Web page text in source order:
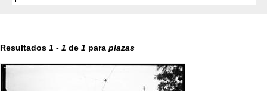
Resultados 1 - 1 de 1 para plazas